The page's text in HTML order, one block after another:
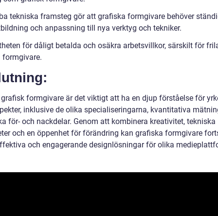
tekniska framsteg gör att grafiska formgivare behöver
och anpassning till nya verktyg och tekniker.
för dåligt betalda och osäkra arbetsvillkor, särskilt för
formgivare.
formgivare är det viktigt att ha en djup förståelse för
inklusive de olika specialiseringarna, kvantitativa
för- och nackdelar. Genom att kombinera kreativitet, tekniska
och en öppenhet för förändring kan grafiska formgivare
och engagerande designlösningar för olika